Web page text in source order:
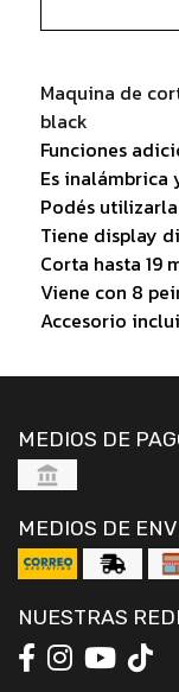
Maquina de
black
Funciones
Es inalámbrica
Podés
Tiene display
Corta hasta 19
Viene con 8
Accesorio
MEDIOS DE
MEDIOS DE
NUESTRAS